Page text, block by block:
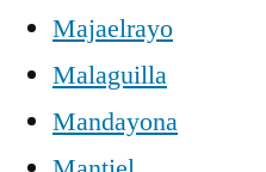
Majaelrayo
Malaguilla
Mandayona